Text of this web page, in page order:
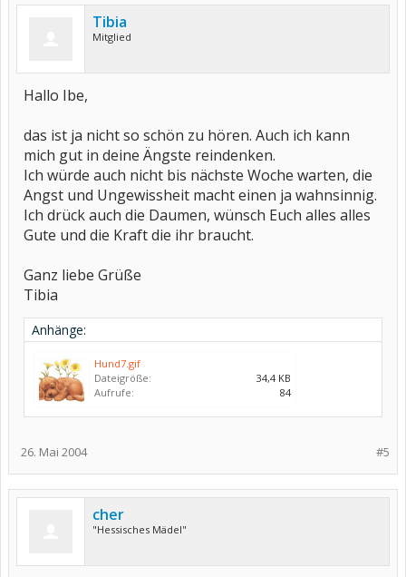
Tibia
Mitglied
Hallo Ibe,
das ist ja nicht so schön zu hören. Auch ich kann
mich gut in deine Ängste reindenken.
Ich würde auch nicht bis nächste Woche warten, die
Angst und Ungewissheit macht einen ja wahnsinnig.
Ich drück auch die Daumen, wünsch Euch alles alles
Gute und die Kraft die ihr braucht.
Ganz liebe Grüße
Tibia
Anhänge:
Hund7.gif
Dateigröße:
34,4 KB
Aufrufe:
84
#5
26. Mai 2004
cher
"Hessisches Mädel"